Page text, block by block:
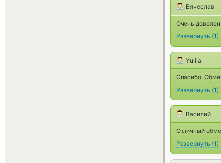
Вячеслав
Очень
Развернуть (1)
Yuliia
Спасибо.
Развернуть (1)
Василий
Отличный
Развернуть (1)